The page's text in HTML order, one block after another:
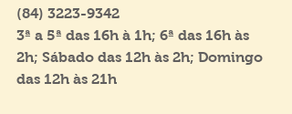
(84) 3223-9342
3ª a 5ª das 16h à 1h; 6ª das 16h às
2h; Sábado das 12h às 2h; Domingo
das 12h às 21h